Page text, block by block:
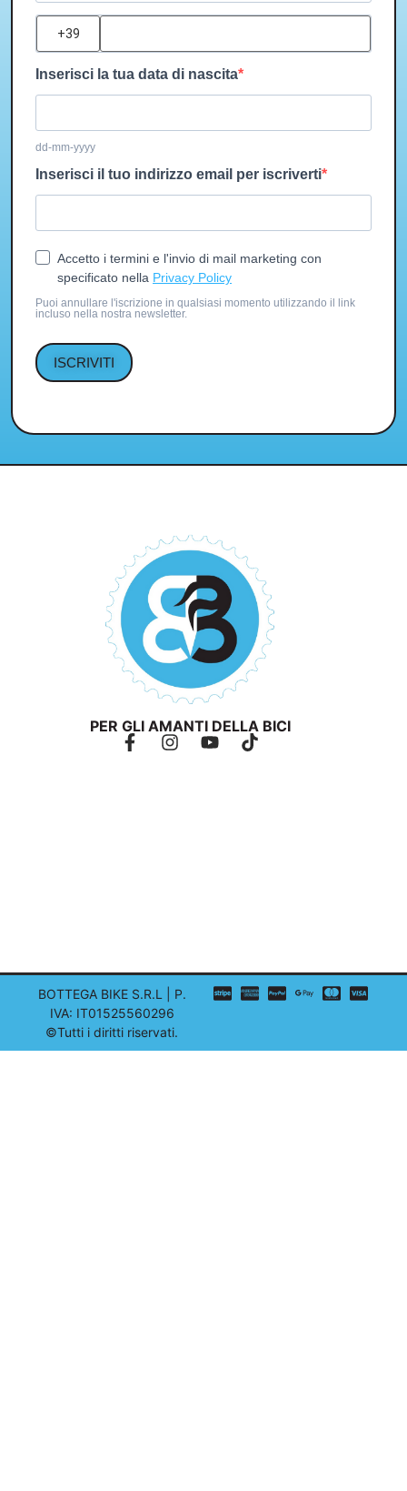
Inserisci la tua data di nascita
dd-mm-yyyy
Inserisci il tuo indirizzo email per iscriverti
Accetto i termini e l'invio di mail marketing con
specificato nella Privacy Policy
Puoi annullare l'iscrizione in qualsiasi momento utilizzando il link
incluso nella nostra newsletter.
ISCRIVITI
PER GLI AMANTI DELLA BICI
BOTTEGA BIKE S.R.L | P.
IVA: IT01525560296
©Tutti i diritti riservati.